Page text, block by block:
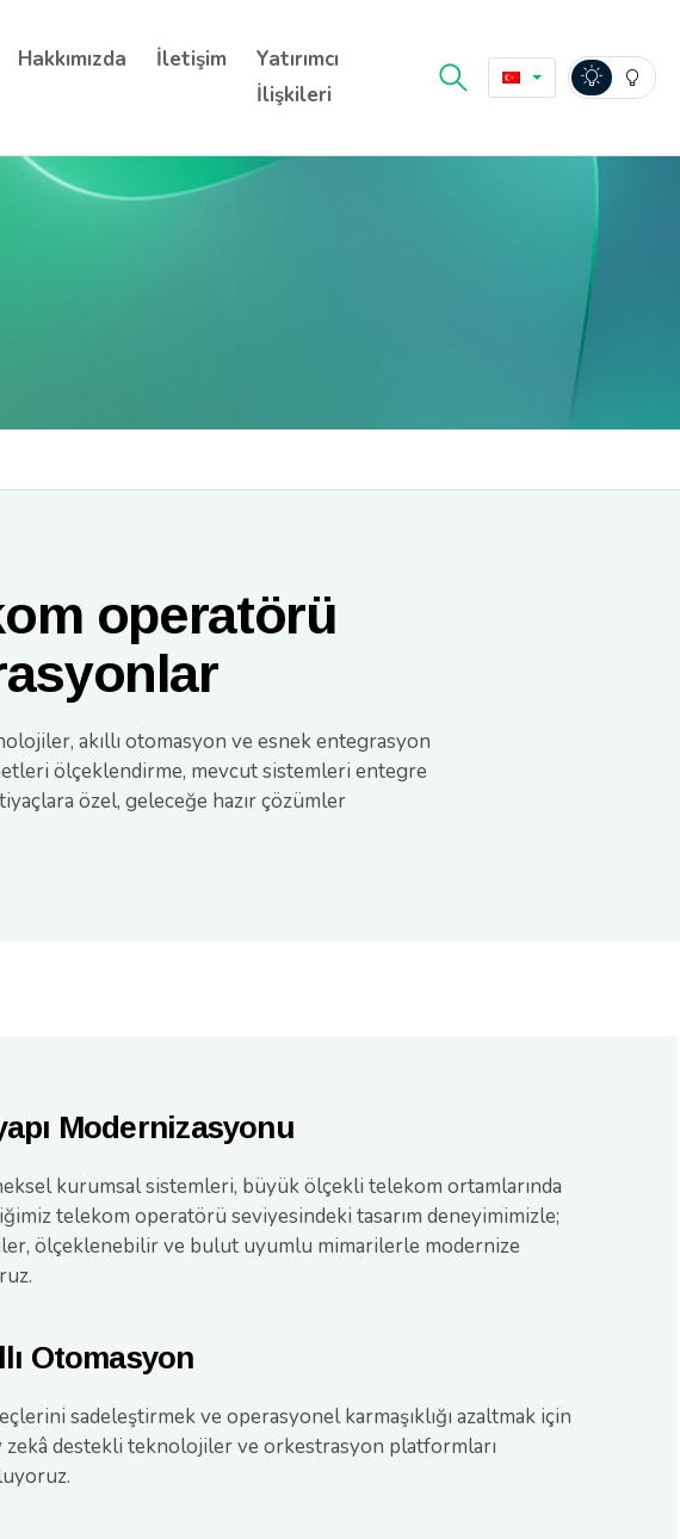
Hakkımızda İletişim
Yatırımcı
İlişkileri
operatörü
akıllı otomasyon ve esnek entegrasyon
ölçeklendirme, mevcut sistemleri entegre
özel, geleceğe hazır çözümler
Modernizasyonu
kurumsal sistemleri, büyük ölçekli telekom ortamlarında
telekom operatörü seviyesindeki tasarım deneyimimizle;
ölçeklenebilir ve bulut uyumlu mimarilerle modernize
Otomasyon
sadeleştirmek ve operasyonel karmaşıklığı azaltmak için
zekâ destekli teknolojiler ve orkestrasyon platformları